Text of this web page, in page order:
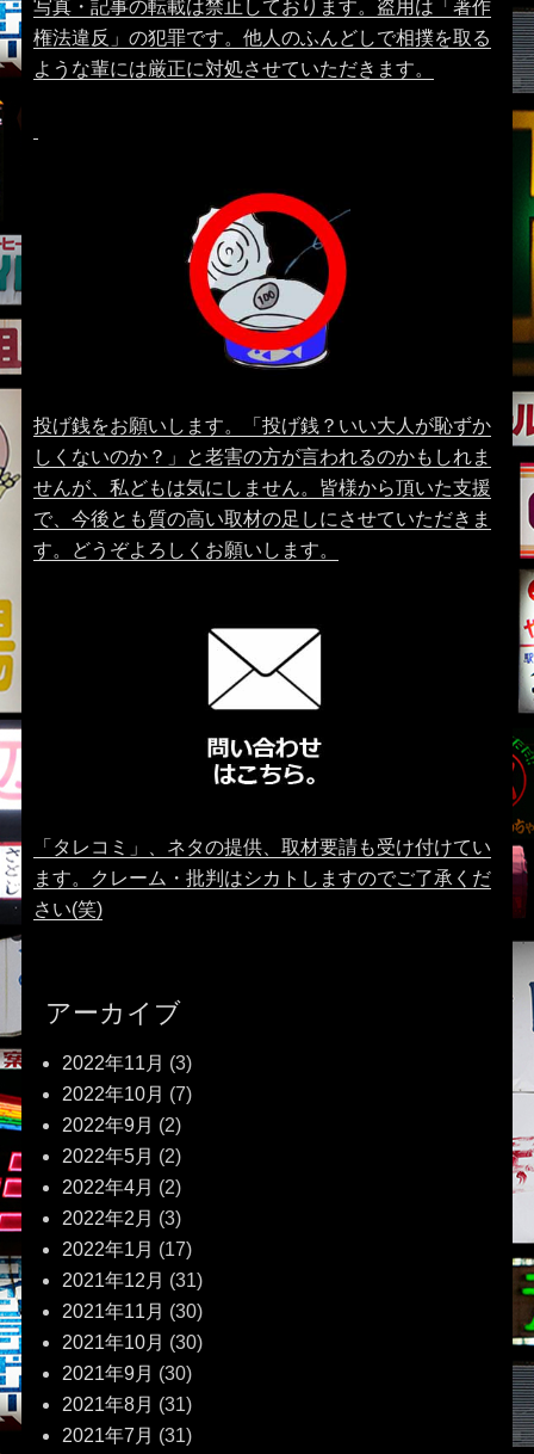
写真・記事の転載は禁止しております。盗用は「著作
権法違反」の犯罪です。他人のふんどしで相撲を取る
ような輩には厳正に対処させていただきます。
投げ銭をお願いします。「投げ銭？いい大人が恥ずか
しくないのか？」と老害の方が言われるのかもしれま
せんが、私どもは気にしません。皆様から頂いた支援
で、今後とも質の高い取材の足しにさせていただきま
す。どうぞよろしくお願いします。
「タレコミ」、ネタの提供、取材要請も受け付けてい
ます。クレーム・批判はシカトしますのでご了承くだ
さい(笑)
アーカイブ
2022年11月 (3)
2022年10月 (7)
2022年9月 (2)
2022年5月 (2)
2022年4月 (2)
2022年2月 (3)
2022年1月 (17)
2021年12月 (31)
2021年11月 (30)
2021年10月 (30)
2021年9月 (30)
2021年8月 (31)
2021年7月 (31)